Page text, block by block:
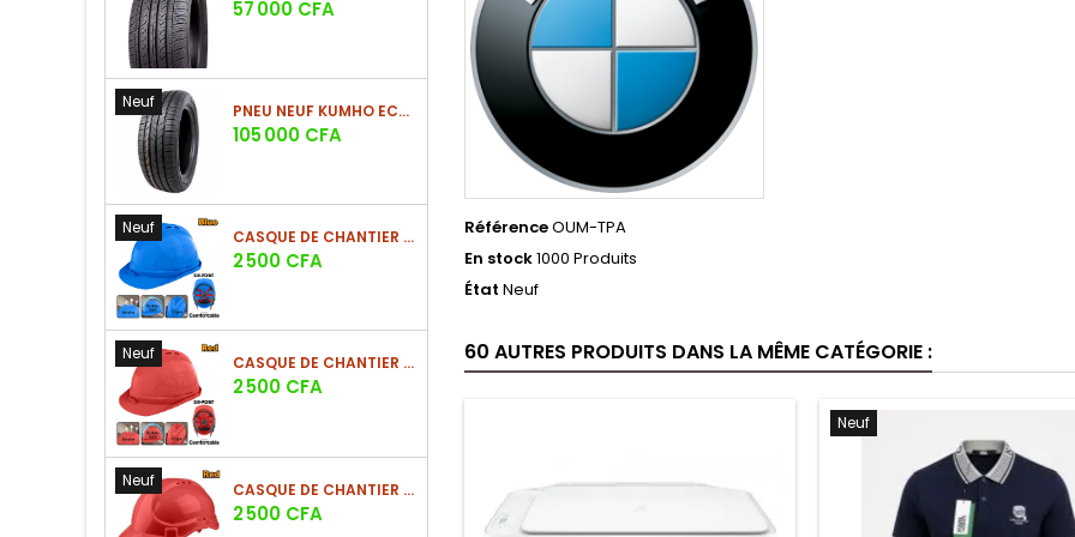
Prix
57 000 CFA
Neuf PNEU NEUF KUMHO ECSTA HS52 225/60 R17 99V
Prix
105 000 CFA
Neuf CASQUE DE CHANTIER BLEU EN PE 380G
Prix
2 500 CFA
Neuf CASQUE DE CHANTIER ROUGE EN PE 380G
Prix
2 500 CFA
Neuf CASQUE DE CHANTIER ROUGE EN PE 330G - NOUVEAU MODÈLE
Prix
2 500 CFA
RéférenceOUM-TPA
En stock1000 Produits
État Neuf
60 AUTRES PRODUITS DANS LA MÊME CATÉGORIE :
Neuf